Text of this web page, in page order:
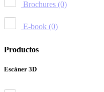
Brochures (0)
E-book (0)
Productos
Escáner 3D